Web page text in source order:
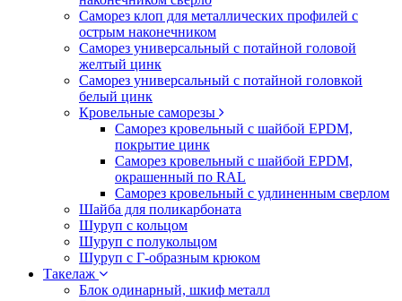
Саморез клоп для металлических профилей с
острым наконечником
Саморез универсальный с потайной головой
желтый цинк
Саморез универсальный с потайной головкой
белый цинк
Кровельные саморезы
Саморез кровельный с шайбой EPDM,
покрытие цинк
Саморез кровельный с шайбой EPDM,
окрашенный по RAL
Саморез кровельный с удлиненным сверлом
Шайба для поликарбоната
Шуруп с кольцом
Шуруп с полукольцом
Шуруп с Г-образным крюком
Такелаж
Блок одинарный, шкиф металл